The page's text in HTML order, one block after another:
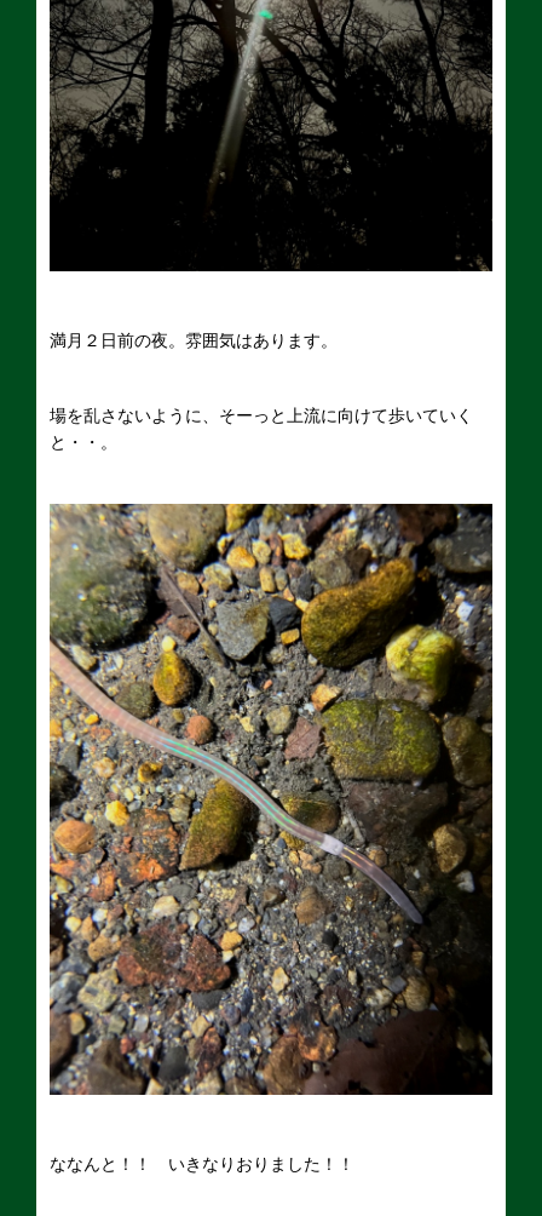
満月２日前の夜。雰囲気はあります。
場を乱さないように、そーっと上流に向けて歩いていく
と・・。
ななんと！！ いきなりおりました！！